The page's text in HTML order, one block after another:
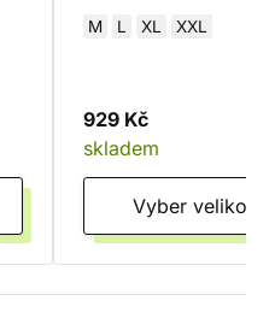
M L XL XXL
929 Kč
skladem
Vyber velikost